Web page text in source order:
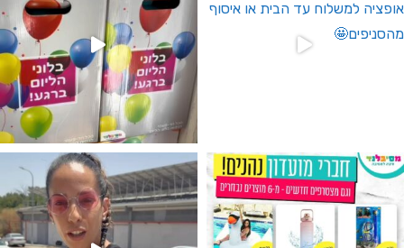
מין העובר רק במסיבלנד !! קיים